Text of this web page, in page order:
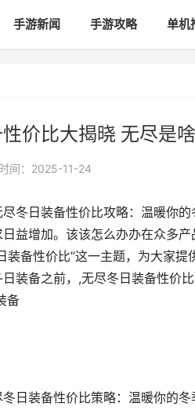
手游新闻 手游攻略 单机
价比大揭晓 无尽是
间：2025-11-24
冬日装备性价比攻略：温暖你
益增加。该该怎么办办在众多
装备性价比”这一主题，为大家
装备之前，,无尽冬日装备性价
备
日装备性价比策略：温暖你的